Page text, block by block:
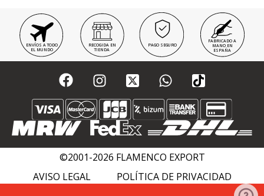
ENVÍOS A TODO
EL MUNDO
RECOGIDA EN
TIENDA
PAGO SEGURO
FABRICADO A
MANO EN
ESPAÑA
©2001-2026 FLAMENCO EXPORT
AVISO LEGAL
POLÍTICA DE PRIVACIDAD